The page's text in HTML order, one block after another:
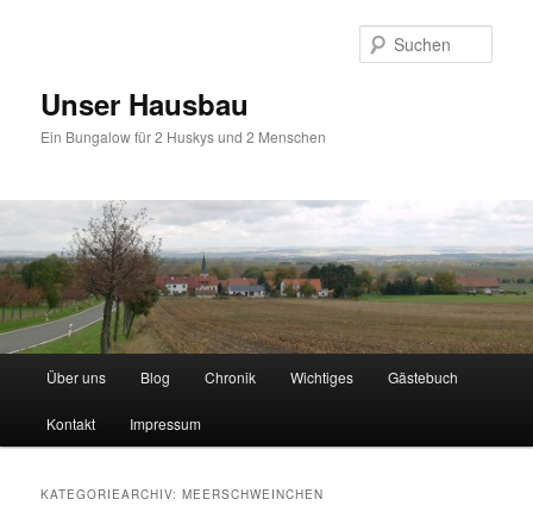
Unser Hausbau
Ein Bungalow für 2 Huskys und 2 Menschen
HauptmenüÜber uns Blog Chronik Wichtiges Gästebuch
Kontakt Impressum
KATEGORIEARCHIV:MEERSCHWEINCHEN